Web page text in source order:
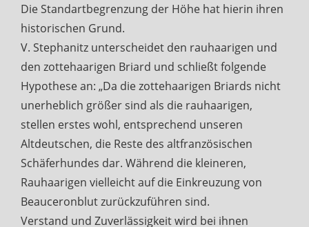
Die Standartbegrenzung der Höhe hat hierin ihren
historischen Grund.
V. Stephanitz unterscheidet den rauhaarigen und
den zottehaarigen Briard und schließt folgende
Hypothese an: „Da die zottehaarigen Briards nicht
unerheblich größer sind als die rauhaarigen,
stellen erstes wohl, entsprechend unseren
Altdeutschen, die Reste des altfranzösischen
Schäferhundes dar. Während die kleineren,
Rauhaarigen vielleicht auf die Einkreuzung von
Beauceronblut zurückzuführen sind.
Verstand und Zuverlässigkeit wird bei ihnen